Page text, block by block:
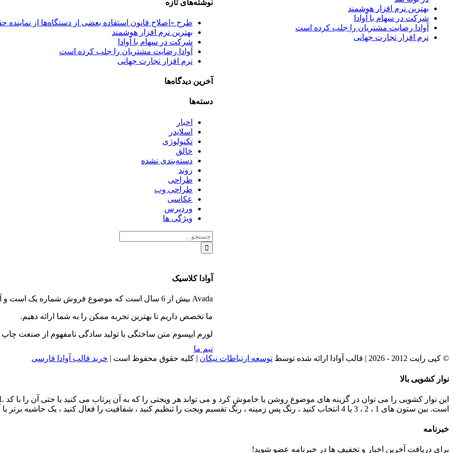
نوشته‌های تازه
طرح «اصلاح قانون استفاده بعضی از دستگاه‌ها از نماینده
بهترین نرم افزار هوشمند
شرکت در سهام با آوادا
آوادا رضایت مشتریان را جلب کرده است
نرم افزار تجارت جهانی
آخرین دیدگاه‌ها
دسته‌ها
اخبار
اسلایدر
تکنولوژی
خالق
دسته‌بندی نشده
روند
طراحی
طراحی وب
عکاسی
وردپرس
ویژگی ها
جستجو
برای:
آوادا کلاسیک
Avada بیش از 6 سال است که موضوع فروش شماره یک است و آن را تبدیل به معتبرترین و کامل ترین قالب وردپرس در بازار می کند.
ما تخصص داریم تا بهترین تجربه ممکن را به شما ارائه دهیم.
لورم ایپسوم متن ساختگی با تولید سادگی نامفهوم از صنعت
تیم ما
بهترین نرم افزار هوشمند
شرکت در سهام با آوادا
آوادا رضایت مشتریان را جلب کرده است
نرم افزار تجارت جهانی
© کپی رایت 2012 - 2026 | قالب آوادا ارائه شده توسط توسعه ارتباطات نیکان | کلیه حقوق محفوظ است | خرید قالب آوادا فارسی
نمایش
ابزارک
بازشو
نوار کشویی بالا
این نوار کشویی را می توان در گزینه های موضوع روشن یا خاموش کرد و می تواند هر ویجتی را که به آن پرتاب می کنید یا حتی آن را با کد HTML دلخواه خود پر کنید.
است. بین ستون های 1 ، 2 ، 3 یا 4 انتخاب کنید ، رنگ پس زمینه ، رنگ تقسیم ویجت را تنظیم کنید ، شفافیت را فعال کنید ، یک حاشیه برتر یا آن را به طور کامل غیرفعال کنید در دسک تاپ و موبایل.
خبرنامه
برای دریافت آخرین اخبار و تخفیف ها در خبرنامه عضو شوید!